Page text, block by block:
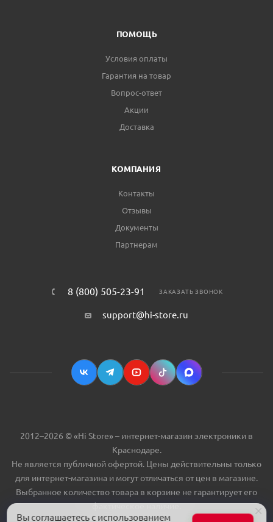
Вы соглашаетесь с использованием
ПОМОЩЬ
Условия оплаты
Гарантия на товар
Вопрос-ответ
Акции
Доставка
КОМПАНИЯ
Контакты
Отзывы
Документы
Партнерам
8 (800) 505-23-91 ЗАКАЗАТЬ ЗВОНОК
support@hi-store.ru
2012–2026 © «Hi Store» – интернет-магазин электроники в
Краснодаре.
Не является публичной офертой. Цены действительны только
для интернет-магазина и могут отличаться от цен в магазине.
Выбранное количество товара в корзине не гарантирует его
фактическое наличие.